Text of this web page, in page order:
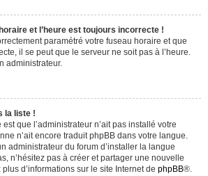
et l’heure est toujours incorrecte !
paramétré votre fuseau horaire et que
il se peut que le serveur ne soit pas à l’heure.
administrateur.
la liste !
que l’administrateur n’ait pas installé votre
n’ait encore traduit phpBB dans votre langue.
administrateur du forum d’installer la langue
n’hésitez pas à créer et partager une nouvelle
d’informations sur le site Internet de phpBB®.